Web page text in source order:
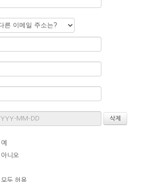
니오
두 허용